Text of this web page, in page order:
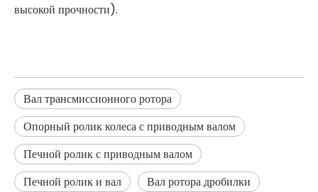
высокой прочности).
Вал трансмиссионного ротора
Опорный ролик колеса с приводным валом
Печной ролик с приводным валом
Печной ролик и вал
Вал ротора дробилки